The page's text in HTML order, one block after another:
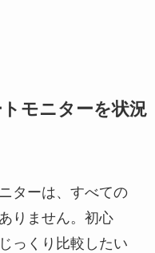
モニターを状況
ターは、すべての
りません。初心
っくり比較したい